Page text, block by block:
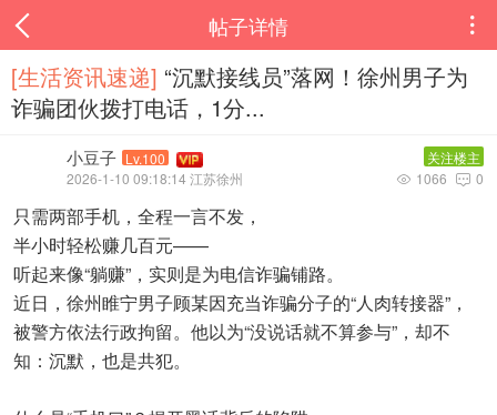
帖子详情 
[生活资讯速递‌] “沉默接线员”落网！徐州男子为
诈骗团伙拨打电话，1分...
小豆子 Lv.100
关注楼主
2026-1-10 09:18:14 江苏徐州
 0
 1066
只需两部手机，全程一言不发，
半小时轻松赚几百元——
听起来像“躺赚”，实则是为电信诈骗铺路。
近日，徐州睢宁男子顾某因充当诈骗分子的“人肉转接器”，
被警方依法行政拘留。他以为“没说话就不算参与”，却不
知：沉默，也是共犯。